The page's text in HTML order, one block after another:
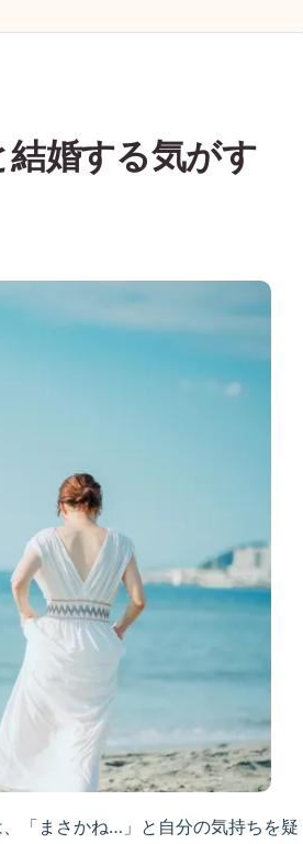
婚する気がす
「まさかね…」と自分の気持ちを疑